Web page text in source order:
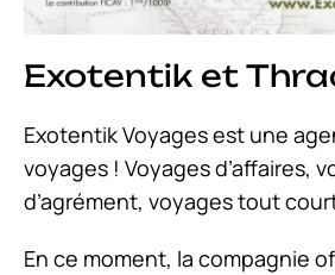
Exotentik et
Exotentik Voyages est une
voyages ! Voyages d’affaires,
d’agrément, voyages tout
En ce moment, la compagnie